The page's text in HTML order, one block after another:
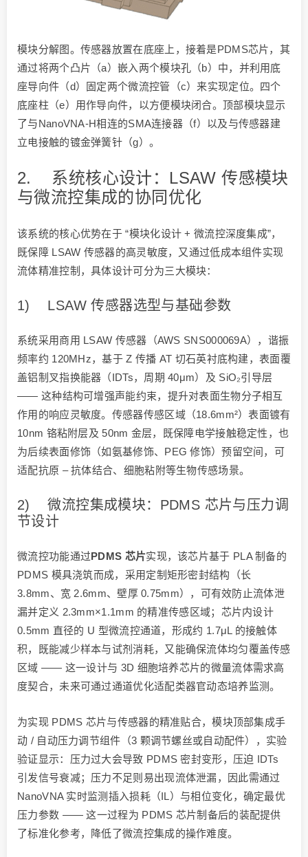
模块分解图。传感器放置在底座上，接着是PDMS芯片，其
通过将两个凸片（a）嵌入两个模块孔（b）中，并利用底
座导向件（d）固定两个微流控管（c）来实现定位。四个
底座柱（e）用作导向件，以方便模块闭合。顶部模块显示
了与NanoVNA-H相连的SMA连接器（f）以及与传感器建
立电接触的镀金弹簧针（g）。
2. 系统核心设计：LSAW 传感模块
与微流控集成的协同优化
该系统的核心优势在于 “模块化设计 + 微流控深度集成”，
既保障 LSAW 传感器的高灵敏度，又通过低成本组件实现
流体精准控制，具体设计可分为三大模块：
1) LSAW 传感器选型与基础参数
系统采用商用 LSAW 传感器（AWS SNS000069A），谐振
频率约 120MHz，基于 Z 传播 AT 切石英衬底构建，表面覆
盖铝制叉指换能器（IDTs，周期 40μm）及 SiO₂引导层
—— 这种结构可增强声能约束，提升对表面生物分子相互
作用的响应灵敏度。传感器传感区域（18.6mm²）表面镀有
10nm 铬粘附层及 50nm 金层，既保障电学接触稳定性，也
为后续表面修饰（如氨基修饰、PEG 修饰）预留空间，可
适配抗原 – 抗体结合、细胞粘附等生物传感场景。
2) 微流控集成模块：PDMS 芯片与压力调
节设计
微流控功能通过PDMS 芯片实现，该芯片基于 PLA 制备的
PDMS 模具浇筑而成，采用定制矩形密封结构（长
3.8mm、宽 2.6mm、壁厚 0.75mm），可有效防止流体泄
漏并定义 2.3mm×1.1mm 的精准传感区域；芯片内设计
0.5mm 直径的 U 型微流控通道，形成约 1.7μL 的接触体
积，既能减少样本与试剂消耗，又能确保流体均匀覆盖传感
区域 —— 这一设计与 3D 细胞培养芯片的微量流体需求高
度契合，未来可通过通道优化适配类器官动态培养监测。
为实现 PDMS 芯片与传感器的精准贴合，模块顶部集成手
动 / 自动压力调节组件（3 颗调节螺丝或自动配件），实验
验证显示：压力过大会导致 PDMS 密封变形，压迫 IDTs
引发信号衰减；压力不足则易出现流体泄漏，因此需通过
NanoVNA 实时监测插入损耗（IL）与相位变化，确定最优
压力参数 —— 这一过程为 PDMS 芯片制备后的装配提供
了标准化参考，降低了微流控集成的操作难度。